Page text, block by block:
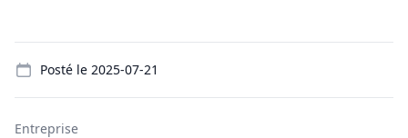
Posté le 2025-07-21
Entreprise